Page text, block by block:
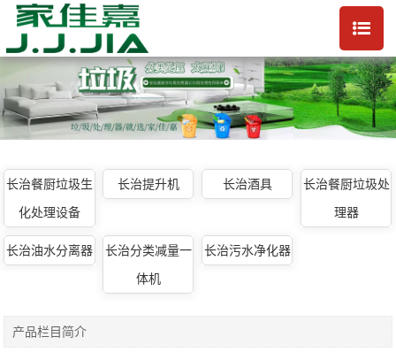
长治餐厨垃圾生
化处理设备
长治提升机 长治酒具
长治餐厨垃圾处
理器
长治油水分离器
长治分类减量一
体机
长治污水净化器
产品栏目简介